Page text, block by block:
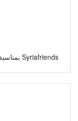
بمناسبة عيد ميلاد النبي محمد صلى الله عليه وسلم Syriafriends